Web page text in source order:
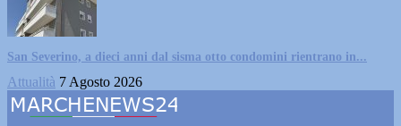
San Severino, a dieci anni dal sisma otto condomini rientrano in...
Attualità 7 Agosto 2026